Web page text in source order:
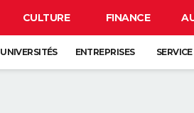
CULTURE FINANCE
UNIVERSITÉS ENTREPRISES